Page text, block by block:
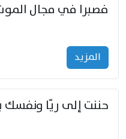
المزید